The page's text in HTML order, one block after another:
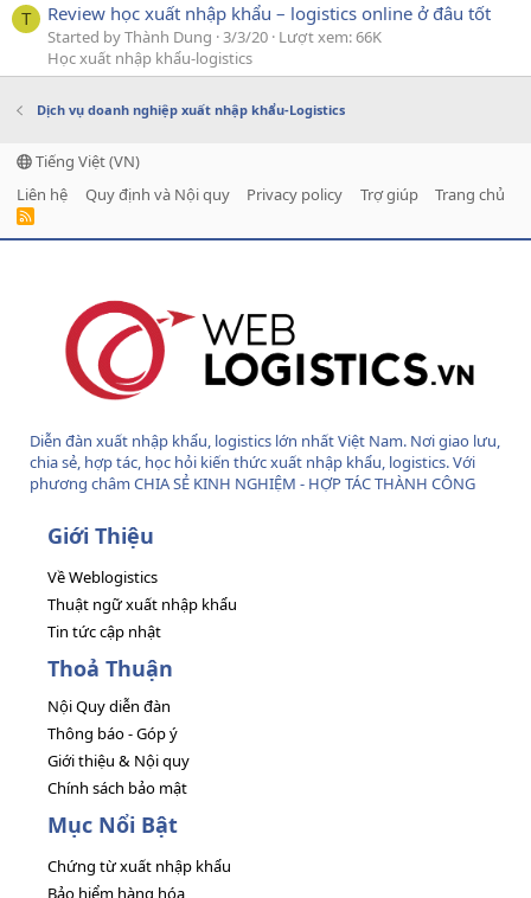
T Review học xuất nhập khẩu – logistics online ở đâu tốt
Started by Thành Dung 3/3/20 Lượt xem: 66K
Học xuất nhập khẩu-logistics
Dịch vụ doanh nghiệp xuất nhập khẩu-Logistics
Tiếng Việt (VN)
Liên hệ
Quy định và Nội quy Privacy policy Trợ giúp Trang chủ
R
Diễn đàn xuất nhập khẩu, logistics lớn nhất Việt Nam. Nơi giao lưu,
chia sẻ, hợp tác, học hỏi kiến thức xuất nhập khẩu, logistics. Với
phương châm CHIA SẺ KINH NGHIỆM - HỢP TÁC THÀNH CÔNG
Giới Thiệu
Về Weblogistics
Thuật ngữ xuất nhập khẩu
Tin tức cập nhật
Thoả Thuận
Nội Quy diễn đàn
Thông báo - Góp ý
Giới thiệu & Nội quy
Chính sách bảo mật
Mục Nổi Bật
Chứng từ xuất nhập khẩu
Bảo hiểm hàng hóa